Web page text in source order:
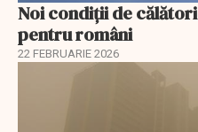
Noi condiții de
pentru români
22 FEBRUARIE 2026